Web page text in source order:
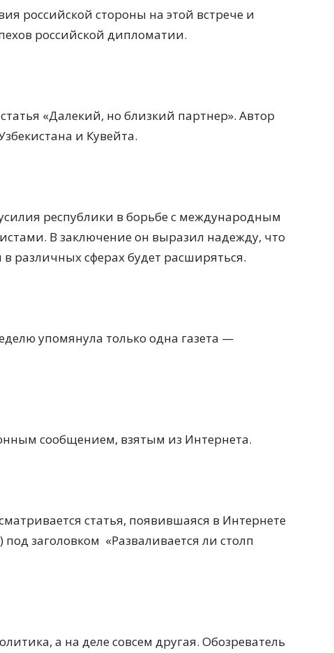
российской стороны на этой встрече и
российской дипломатии.
«Далекий, но близкий партнер». Автор
и Кувейта.
республики в борьбе с международным
В заключение он выразил надежду, что
различных сферах будет расширяться.
упомянула только одна газета —
сообщением, взятым из Интернета.
статья, появившаяся в Интернете
заголовком «Разваливается ли столп
а на деле совсем другая. Обозреватель